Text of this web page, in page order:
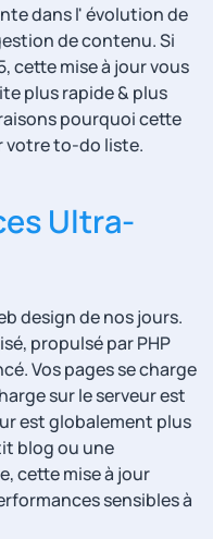
dans l' évolution de
de contenu. Si
cette mise à jour vous
plus rapide & plus
pourquoi cette
votre to-do liste.
Ultra-
design de nos jours.
propulsé par PHP
Vos pages se charge
sur le serveur est
est globalement plus
blog ou une
cette mise à jour
sensibles à